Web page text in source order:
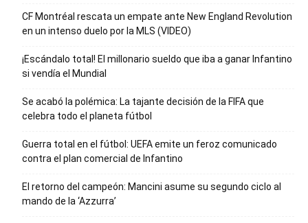
CF Montréal rescata un empate ante New England Revolution
en un intenso duelo por la MLS (VIDEO)
¡Escándalo total! El millonario sueldo que iba a ganar Infantino
si vendía el Mundial
Se acabó la polémica: La tajante decisión de la FIFA que
celebra todo el planeta fútbol
Guerra total en el fútbol: UEFA emite un feroz comunicado
contra el plan comercial de Infantino
El retorno del campeón: Mancini asume su segundo ciclo al
mando de la ‘Azzurra’